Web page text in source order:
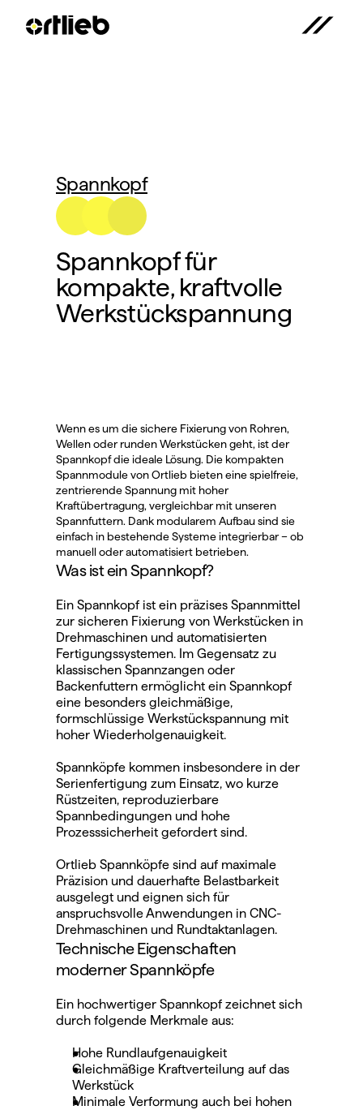
Spannkopf
Spannkopf für
kompakte, kraftvolle
Werkstückspannung
Wenn es um die sichere Fixierung von Rohren,
Wellen oder runden Werkstücken geht, ist der
Spannkopf die ideale Lösung. Die kompakten
Spannmodule von Ortlieb bieten eine spielfreie,
zentrierende Spannung mit hoher
Kraftübertragung, vergleichbar mit unseren
Spannfuttern. Dank modularem Aufbau sind sie
einfach in bestehende Systeme integrierbar – ob
manuell oder automatisiert betrieben.
Was ist ein Spannkopf?
Ein Spannkopf ist ein präzises Spannmittel
zur sicheren Fixierung von Werkstücken in
Drehmaschinen und automatisierten
Fertigungssystemen. Im Gegensatz zu
klassischen Spannzangen oder
Backenfuttern ermöglicht ein Spannkopf
eine besonders gleichmäßige,
formschlüssige Werkstückspannung mit
hoher Wiederholgenauigkeit.
Spannköpfe kommen insbesondere in der
Serienfertigung zum Einsatz, wo kurze
Rüstzeiten, reproduzierbare
Spannbedingungen und hohe
Prozesssicherheit gefordert sind.
Ortlieb Spannköpfe sind auf maximale
Präzision und dauerhafte Belastbarkeit
ausgelegt und eignen sich für
anspruchsvolle Anwendungen in CNC-
Drehmaschinen und Rundtaktanlagen.
Technische Eigenschaften
moderner Spannköpfe
Ein hochwertiger Spannkopf zeichnet sich
durch folgende Merkmale aus:
Hohe Rundlaufgenauigkeit
Gleichmäßige Kraftverteilung auf das
Werkstück
Minimale Verformung auch bei hohen